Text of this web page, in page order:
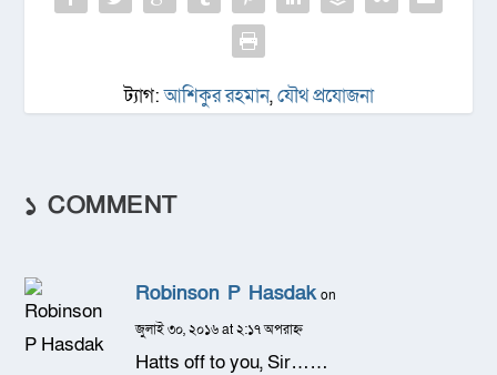
ট্যাগ:আশিকুর রহমান,যৌথ প্রযোজনা
১ COMMENT
Robinson P Hasdak on
জুলাই ৩০, ২০১৬ at ২:১৭ অপরাহ্ন
Hatts off to you, Sir……